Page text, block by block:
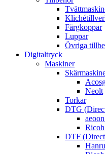
Färgkoppar
Luppar
Övriga
Digitaltryck
Maskiner
Neolt
Torkar
DTG
Ricoh
DTF